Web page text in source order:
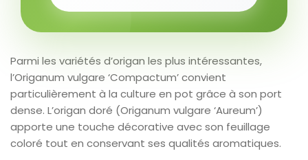
Parmi les variétés d’origan les plus intéressantes,
l’Origanum vulgare ‘Compactum’ convient
particulièrement à la culture en pot grâce à son port
dense. L’origan doré (Origanum vulgare ‘Aureum’)
apporte une touche décorative avec son feuillage
coloré tout en conservant ses qualités aromatiques.